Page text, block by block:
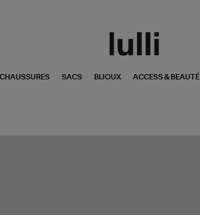
CHAUSSURES SACS BIJOUX ACCESS & BEAUTÉ